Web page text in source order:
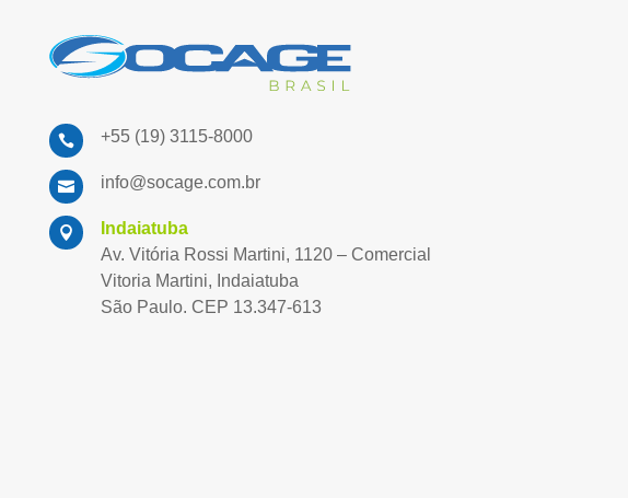
 +55 (19) 3115-8000
 info@socage.com.br

Indaiatuba
Av. Vitória Rossi Martini, 1120 – Comercial
Vitoria Martini, Indaiatuba
São Paulo. CEP 13.347-613